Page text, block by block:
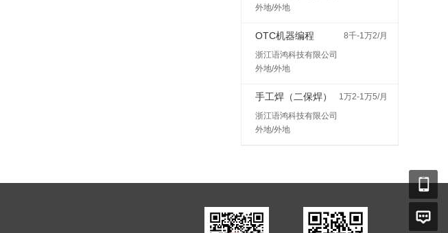
外地/外地
OTC机器编程
8千-1万2/月
浙江语鸿科技有限公司
外地/外地
手工焊（二保焊）
1万2-1万5/月
浙江语鸿科技有限公司
外地/外地